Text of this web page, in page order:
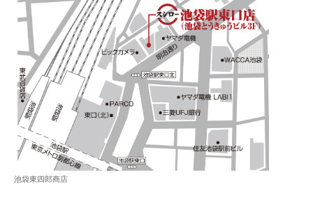
池袋東四郎商店